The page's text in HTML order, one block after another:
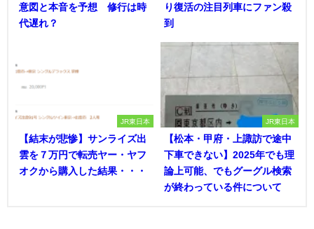
意図と本音を予想 修行は時
代遅れ？
り復活の注目列車にファン殺
到
JR東日本
【結末が悲惨】サンライズ出
雲を７万円で転売ヤー・ヤフ
オクから購入した結果・・・
JR東日本
【松本・甲府・上諏訪で途中
下車できない】2025年でも理
論上可能、でもグーグル検索
が終わっている件について